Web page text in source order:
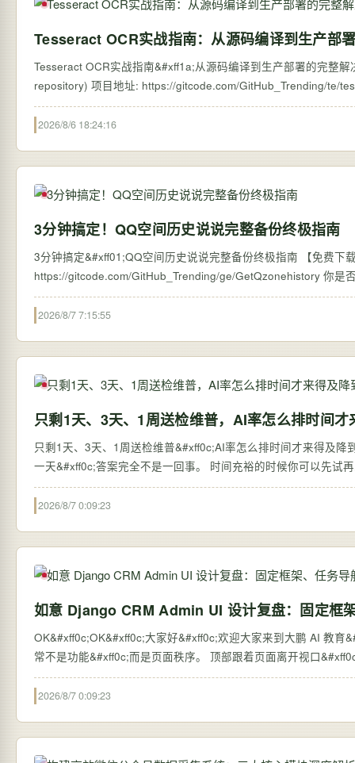
Tesseract OCR实战指南：从源码编译到生产部
Tesseract OCR实战指南&#xff1a;从源码编译到生产部署的完整
2026/8/6 18:24:16
3分钟搞定！QQ空间历史说说完整备份终极指南
3分钟搞定&#xff01;QQ空间历史说说完整备份终极指南 【免费下载链
https://
2026/8/7 7:15:55
只剩1天、3天、1周送检维普，AI率怎么排时间
只剩1天、3天、1周送检维普&#xff0c;AI率怎么排时间才来得及
一天&#xff0c;答案完全不是一回事。 时间充裕的时候你可以先试
2026/8/7 0:09:23
如意 Django CRM Admin UI 设计复盘：固定框
OK&#xff0c;OK&#xff0c;大家好&#xff0c;欢迎大家来到大鹏 AI 教育&#xff0c;我是张大鹏。 一个模型越来越多的
常不是功能&#xff0c;而是页面秩序。 顶部跟
2026/8/7 0:09:23